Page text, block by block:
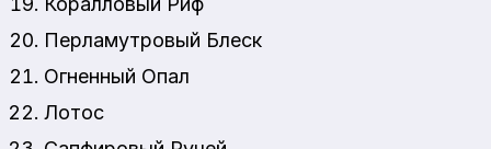
Перламутровый Блеск
Огненный Опал
Лотос